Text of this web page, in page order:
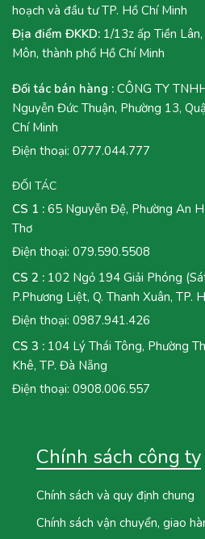
hoạch và đầu tư TP. Hồ Chí Minh
Địa điểm ĐKKD: 1/13z ấp Tiền
Môn, thành phố Hồ Chí Minh
Đối tác bán hàng : CÔNG TY
Nguyễn Đức Thuận, Phường 13,
Chí Minh
Điện thoại: 0777.044.777
ĐỐI TÁC
CS 1 : 65 Nguyễn Đệ, Phường An
Thơ
Điện thoại: 079.590.5508
CS 2 : 102 Ngỏ 194 Giải Phóng
P.Phương Liệt, Q. Thanh Xuân, TP.
Điện thoại: 0987.941.426
CS 3 : 104 Lý Thái Tông, Phường
Khê, TP. Đà Nẵng
Điện thoại: 0908.006.557
Chính sách công ty
Chính sách và quy định chung
Chính sách vận chuyển, giao